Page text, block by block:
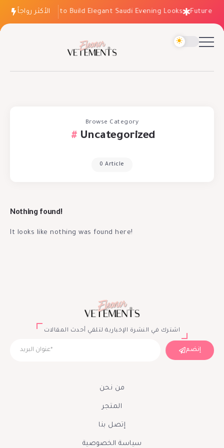
الأكثر رواجاًHow to Build Elegant Saudi Evening Looks Future
Browse Category
Uncategorized
0 Article
Nothing found!
It looks like nothing was found here!
اشترك في النشرة الإخبارية لتلقي أحدث المقالات
إنضم
من نحن
المتجر
إتصل بنا
سياسة الخصوصية